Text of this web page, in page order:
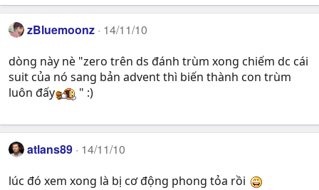
zBluemoonz 14/11/10
dòng này nè "zero trên ds đánh trùm xong chiếm dc cái
suit của nó sang bản advent thì biến thành con trùm
luôn đấy
" :)
atlans89 14/11/10
lúc đó xem xong là bị cơ động phong tỏa rồi